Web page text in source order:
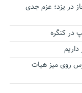
در یزد؛ عزم جدی
در کنگره
روی میز هیات